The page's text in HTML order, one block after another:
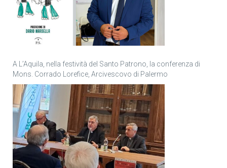
A L’Aquila, nella festività del Santo Patrono, la conferenza di
Mons. Corrado Lorefice, Arcivescovo di Palermo